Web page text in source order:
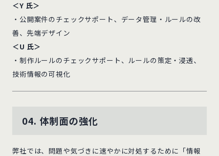
＜Y 氏＞
・公開案件のチェックサポート、データ管理・ルールの改
善、先端デザイン
＜U 氏＞
・制作ルールのチェックサポート、ルールの策定・浸透、
技術情報の可視化
04. 体制面の強化
弊社では、問題や気づきに速やかに対処するために「情報